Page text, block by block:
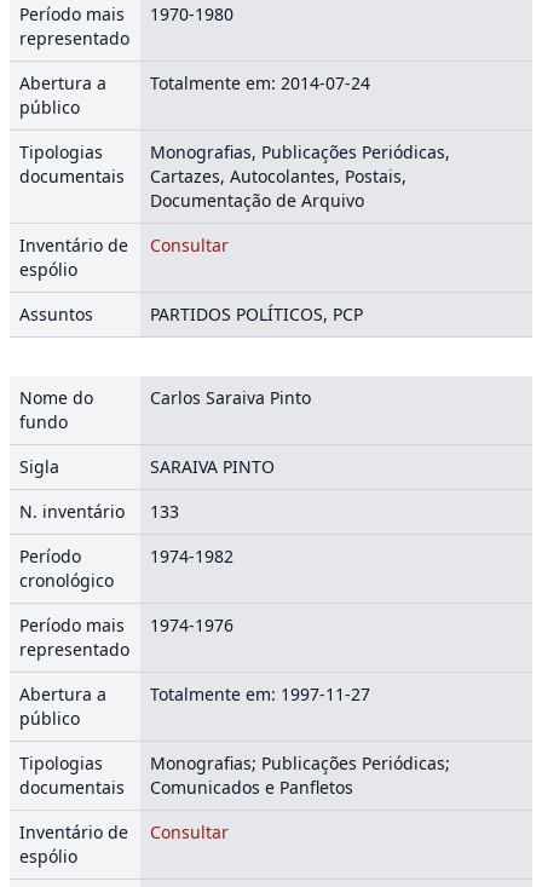
Período mais
representado
1970-1980
Abertura a
público
Totalmente em: 2014-07-24
Tipologias
documentais
Monografias, Publicações Periódicas,
Cartazes, Autocolantes, Postais,
Documentação de Arquivo
Inventário de
espólio
Consultar
Assuntos PARTIDOS POLÍTICOS, PCP
Nome do
fundo
Carlos Saraiva Pinto
Sigla
SARAIVA PINTO
N. inventário
133
Período
cronológico
1974-1982
Período mais
representado
1974-1976
Abertura a
público
Totalmente em: 1997-11-27
Tipologias
documentais
Monografias; Publicações Periódicas;
Comunicados e Panfletos
Inventário de
espólio
Consultar